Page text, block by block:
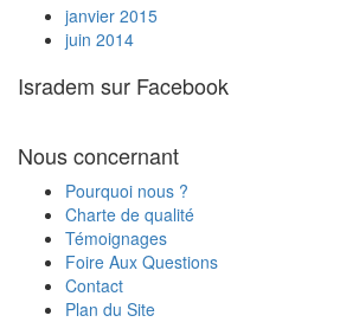
hôpital en Israël ?
Je suis handicapé, pourrais-je recevoir un
souhaite importer ?
charger avec des cartons ?
Quels documents sont nécessaires pour
transporter ma voiture d'Israël en France ?
janvier 2015
juin 2014
Isradem sur Facebook
Nous concernant
Pourquoi nous ?
Charte de qualité
Témoignages
Foire Aux Questions
Contact
Plan du Site